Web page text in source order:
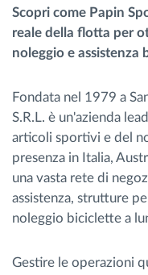
Pianificazione dei
Scopri tutte le
Come risolviamo
Scopri quanto
Scopri come Papin
reale della flotta per
noleggio e
Fondata nel 1979 a
S.R.L. è un'azienda
articoli sportivi e del
presenza in Italia,
una vasta rete di
assistenza, strutture
noleggio biciclette a
Gestire le operazioni